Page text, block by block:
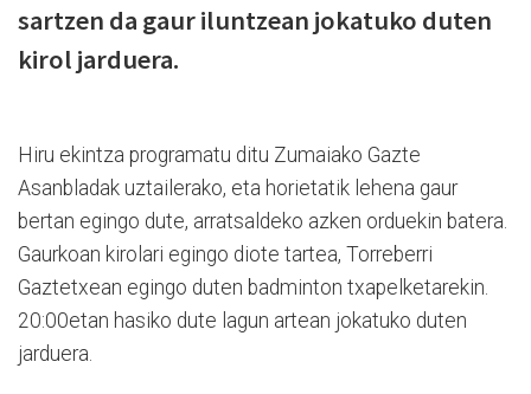
sartzen da gaur iluntzean jokatuko duten
kirol jarduera.
Hiru ekintza programatu ditu Zumaiako Gazte
Asanbladak uztailerako, eta horietatik lehena gaur
bertan egingo dute, arratsaldeko azken orduekin batera.
Gaurkoan kirolari egingo diote tartea, Torreberri
Gaztetxean egingo duten badminton txapelketarekin.
20:00etan hasiko dute lagun artean jokatuko duten
jarduera.